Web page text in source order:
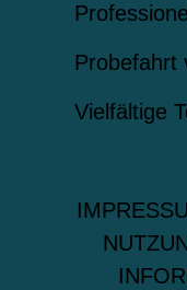
Probefahrt
Vielfältige